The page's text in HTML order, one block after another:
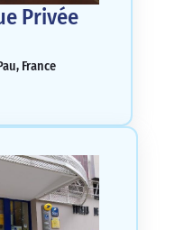
Privée
France